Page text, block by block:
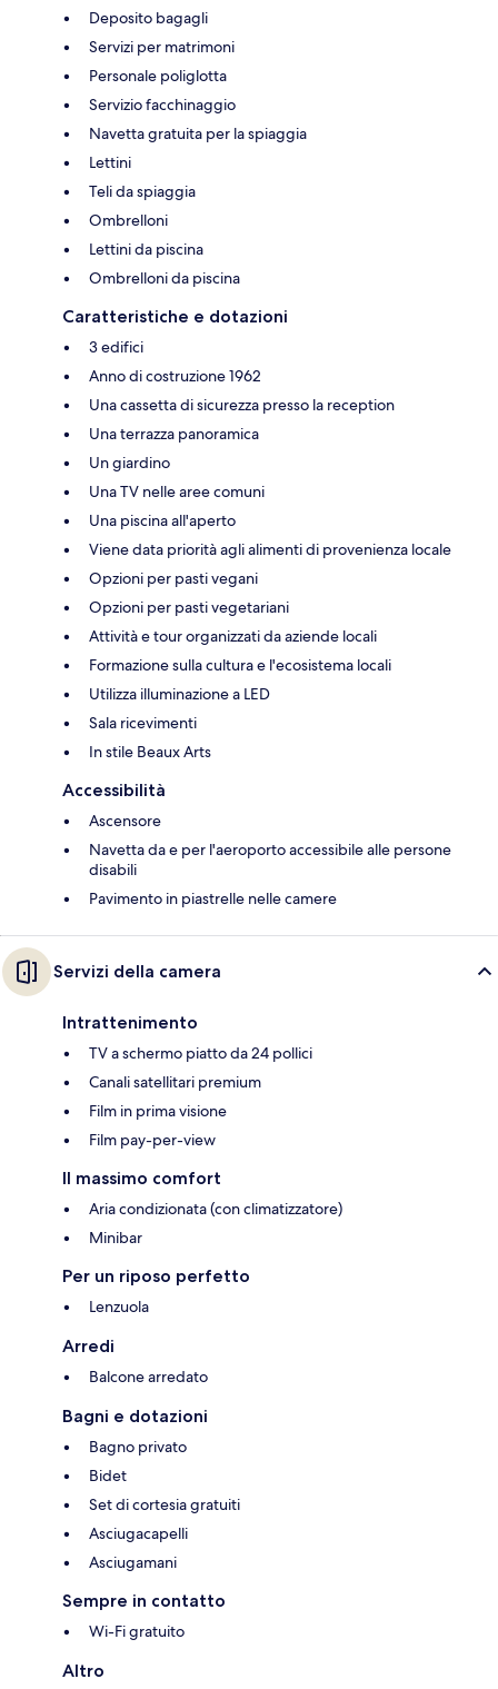
Deposito bagagli
Servizi per matrimoni
Personale poliglotta
Servizio facchinaggio
Navetta gratuita per la spiaggia
Lettini
Teli da spiaggia
Ombrelloni
Lettini da piscina
Ombrelloni da piscina
Caratteristiche e dotazioni
3 edifici
Anno di costruzione 1962
Una cassetta di sicurezza presso la reception
Una terrazza panoramica
Un giardino
Una TV nelle aree comuni
Una piscina all'aperto
Viene data priorità agli alimenti di provenienza locale
Opzioni per pasti vegani
Opzioni per pasti vegetariani
Attività e tour organizzati da aziende locali
Formazione sulla cultura e l'ecosistema locali
Utilizza illuminazione a LED
Sala ricevimenti
In stile Beaux Arts
Accessibilità
Ascensore
Navetta da e per l'aeroporto accessibile alle persone
disabili
Pavimento in piastrelle nelle camere
Servizi della camera
Intrattenimento
TV a schermo piatto da 24 pollici
Canali satellitari premium
Film in prima visione
Film pay-per-view
Il massimo comfort
Aria condizionata (con climatizzatore)
Minibar
Per un riposo perfetto
Lenzuola
Arredi
Balcone arredato
Bagni e dotazioni
Bagno privato
Bidet
Set di cortesia gratuiti
Asciugacapelli
Asciugamani
Sempre in contatto
Wi-Fi gratuito
Altro